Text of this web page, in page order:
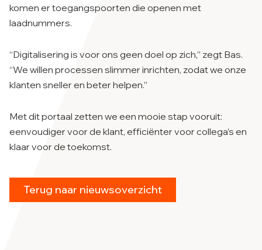
komen er toegangspoorten die openen met
laadnummers.
“Digitalisering is voor ons geen doel op zich,” zegt Bas.
“We willen processen slimmer inrichten, zodat we onze
klanten sneller en beter helpen.”
Met dit portaal zetten we een mooie stap vooruit:
eenvoudiger voor de klant, efficiënter voor collega’s en
klaar voor de toekomst.
Terug naar nieuwsoverzicht